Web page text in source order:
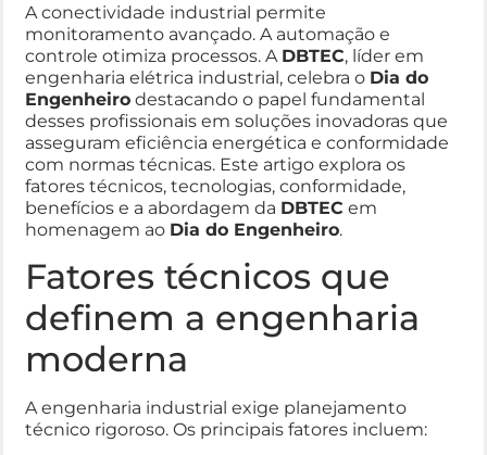
A conectividade industrial permite
monitoramento avançado. A automação e
controle otimiza processos. A DBTEC, líder em
engenharia elétrica industrial, celebra o Dia do
Engenheiro destacando o papel fundamental
desses profissionais em soluções inovadoras que
asseguram eficiência energética e conformidade
com normas técnicas. Este artigo explora os
fatores técnicos, tecnologias, conformidade,
benefícios e a abordagem da DBTEC em
homenagem ao Dia do Engenheiro.
Fatores técnicos que
definem a engenharia
moderna
A engenharia industrial exige planejamento
técnico rigoroso. Os principais fatores incluem: